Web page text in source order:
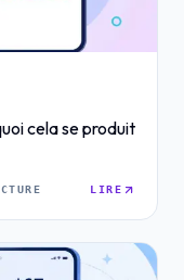
cela se produit
LIRE